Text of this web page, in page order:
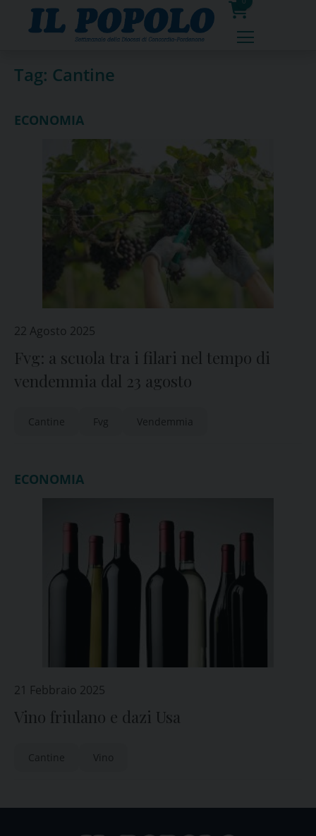
0
prodotti
Tag: Cantine
ECONOMIA
22 Agosto 2025
Fvg: a scuola tra i filari nel tempo di
vendemmia dal 23 agosto
Cantine Fvg Vendemmia
ECONOMIA
21 Febbraio 2025
Vino friulano e dazi Usa
Cantine Vino